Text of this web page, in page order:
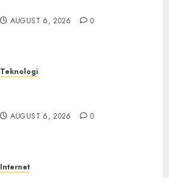
AUGUST 6, 2026 0
Teknologi
AUGUST 6, 2026 0
Internet